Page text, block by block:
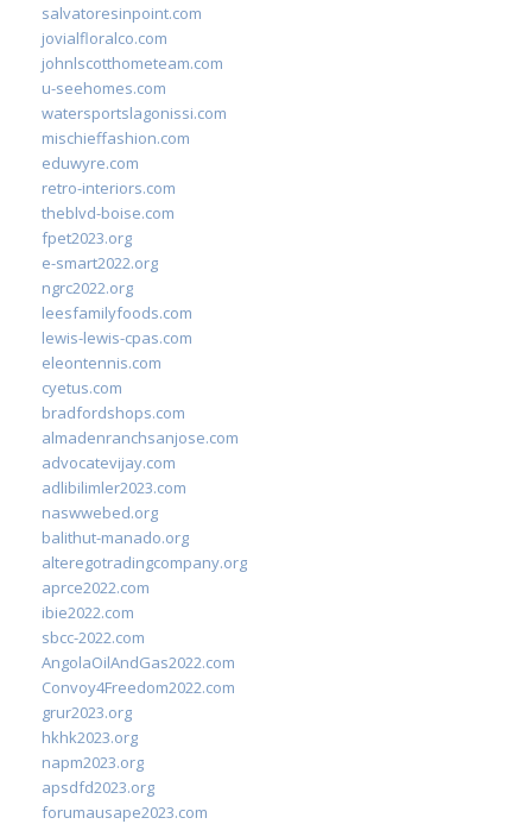
salvatoresinpoint.com
jovialfloralco.com
johnlscotthometeam.com
u-seehomes.com
watersportslagonissi.com
mischieffashion.com
eduwyre.com
retro-interiors.com
theblvd-boise.com
fpet2023.org
e-smart2022.org
ngrc2022.org
leesfamilyfoods.com
lewis-lewis-cpas.com
eleontennis.com
cyetus.com
bradfordshops.com
almadenranchsanjose.com
advocatevijay.com
adlibilimler2023.com
naswwebed.org
balithut-manado.org
alteregotradingcompany.org
aprce2022.com
ibie2022.com
sbcc-2022.com
AngolaOilAndGas2022.com
Convoy4Freedom2022.com
grur2023.org
hkhk2023.org
napm2023.org
apsdfd2023.org
forumausape2023.com